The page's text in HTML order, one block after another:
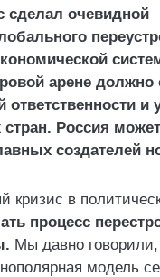
сделал очевидной
арене должно
ответственности и
стран. Россия
создателей
кризис в
процесс
Мы давно говорили,
модель